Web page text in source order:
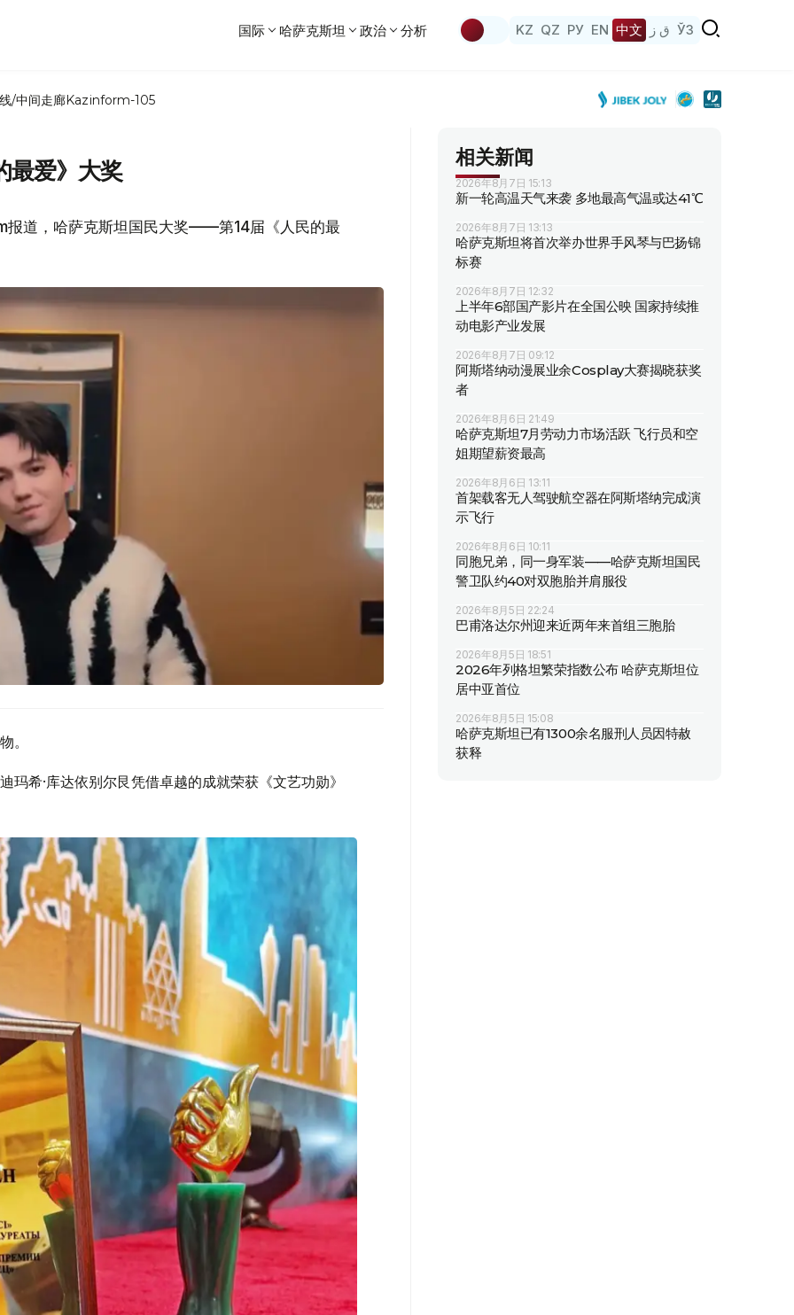
国际 哈萨克斯坦 政治 分析 KZ QZ РУ EN 中文 ق ز ЎЗ
/中间走廊Kazinform-105
最爱》大奖
道，哈萨克斯坦国民大奖——第14届《人民的最
。
希·库达依别尔艮凭借卓越的成就荣获《文艺功勋》
相关新闻
2026年8月7日 15:13
新一轮高温天气来袭 多地最高气温或达41℃
2026年8月7日 13:13
哈萨克斯坦将首次举办世界手风琴与巴扬锦
标赛
2026年8月7日 12:32
上半年6部国产影片在全国公映 国家持续推
动电影产业发展
2026年8月7日 09:12
阿斯塔纳动漫展业余Cosplay大赛揭晓获奖
者
2026年8月6日 21:49
哈萨克斯坦7月劳动力市场活跃 飞行员和空
姐期望薪资最高
2026年8月6日 13:11
首架载客无人驾驶航空器在阿斯塔纳完成演
示飞行
2026年8月6日 10:11
同胞兄弟，同一身军装——哈萨克斯坦国民
警卫队约40对双胞胎并肩服役
2026年8月5日 22:24
巴甫洛达尔州迎来近两年来首组三胞胎
2026年8月5日 18:51
2026年列格坦繁荣指数公布 哈萨克斯坦位
居中亚首位
2026年8月5日 15:08
哈萨克斯坦已有1300余名服刑人员因特赦
获释